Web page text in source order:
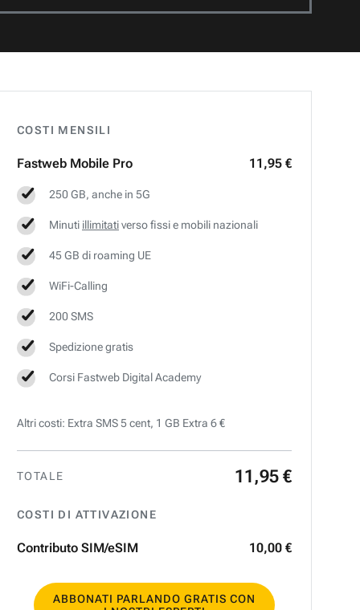
COSTI MENSILI
Fastweb Mobile Pro 11,95 €
250 GB, anche in 5G
Minuti illimitativerso fissi e mobili nazionali
45 GB di roaming UE
WiFi-Calling
200 SMS
Spedizione gratis
Corsi Fastweb Digital Academy
Altri costi: Extra SMS 5 cent, 1 GB Extra 6 €
TOTALE 11 ,95 €
COSTI DI ATTIVAZIONE
Contributo SIM/eSIM 10,00 €
ABBONATI PARLANDO GRATIS CON